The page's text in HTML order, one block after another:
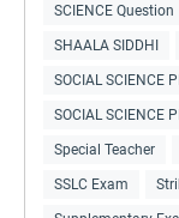
SCIENCE Question
SHAALA SIDDHI
SOCIAL SCIENCE
SOCIAL SCIENCE
Special Teacher
SSLC Exam